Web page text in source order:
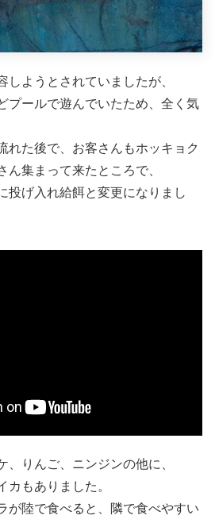
しようとされていましたが、
プールで遊んでいたため、全く気
れた後で、お客さんもホッキョク
ん集まって来たところで、
投げ入れ給餌と変更になりまし
、りんご、ニンジンの他に、
カもありました。
が陸で食べると、隣で食べやすい